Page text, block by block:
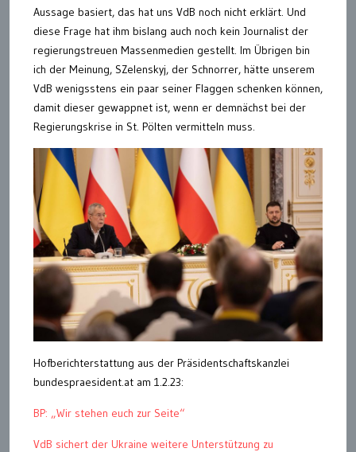
Aussage basiert, das hat uns VdB noch nicht erklärt. Und
diese Frage hat ihm bislang auch noch kein Journalist der
regierungstreuen Massenmedien gestellt. Im Übrigen bin
ich der Meinung, SZelenskyj, der Schnorrer, hätte unserem
VdB wenigsstens ein paar seiner Flaggen schenken können,
damit dieser gewappnet ist, wenn er demnächst bei der
Regierungskrise in St. Pölten vermitteln muss.
Hofberichterstattung aus der Präsidentschaftskanzlei
bundespraesident.at am 1.2.23:
BP: „Wir stehen euch zur Seite“
VdB sichert der Ukraine weitere Unterstützung zu